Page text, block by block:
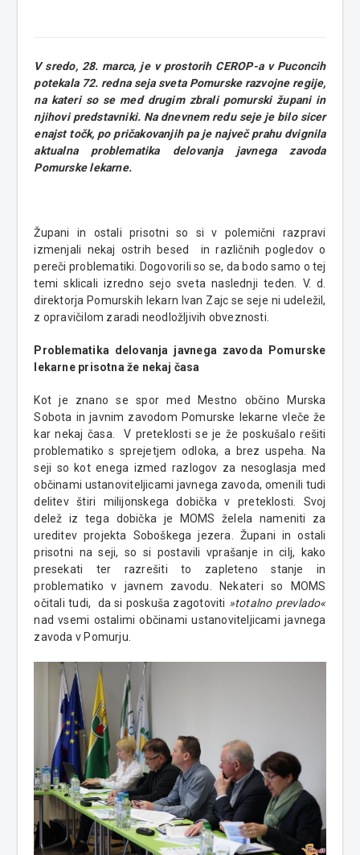
V sredo, 28. marca, je v prostorih CEROP-a v Puconcih
potekala 72. redna seja sveta Pomurske razvojne regije,
na kateri so se med drugim zbrali pomurski župani in
njihovi predstavniki. Na dnevnem redu seje je bilo sicer
enajst točk, po pričakovanjih pa je največ prahu dvignila
aktualna problematika delovanja javnega zavoda
Pomurske lekarne.
Župani in ostali prisotni so si v polemični razpravi
izmenjali nekaj ostrih besed in različnih pogledov o
pereči problematiki. Dogovorili so se, da bodo samo o tej
temi sklicali izredno sejo sveta naslednji teden. V. d.
direktorja Pomurskih lekarn Ivan Zajc se seje ni udeležil,
z opravičilom zaradi neodložljivih obveznosti.
Problematika delovanja javnega zavoda Pomurske
lekarne prisotna že nekaj časa
Kot je znano se spor med Mestno občino Murska
Sobota in javnim zavodom Pomurske lekarne vleče že
kar nekaj časa. V preteklosti se je že poskušalo rešiti
problematiko s sprejetjem odloka, a brez uspeha. Na
seji so kot enega izmed razlogov za nesoglasja med
občinami ustanoviteljicami javnega zavoda, omenili tudi
delitev štiri milijonskega dobička v preteklosti. Svoj
delež iz tega dobička je MOMS želela nameniti za
ureditev projekta Soboškega jezera. Župani in ostali
prisotni na seji, so si postavili vprašanje in cilj, kako
presekati ter razrešiti to zapleteno stanje in
problematiko v javnem zavodu. Nekateri so MOMS
očitali tudi, da si poskuša zagotoviti »totalno prevlado«
nad vsemi ostalimi občinami ustanoviteljicami javnega
zavoda v Pomurju.